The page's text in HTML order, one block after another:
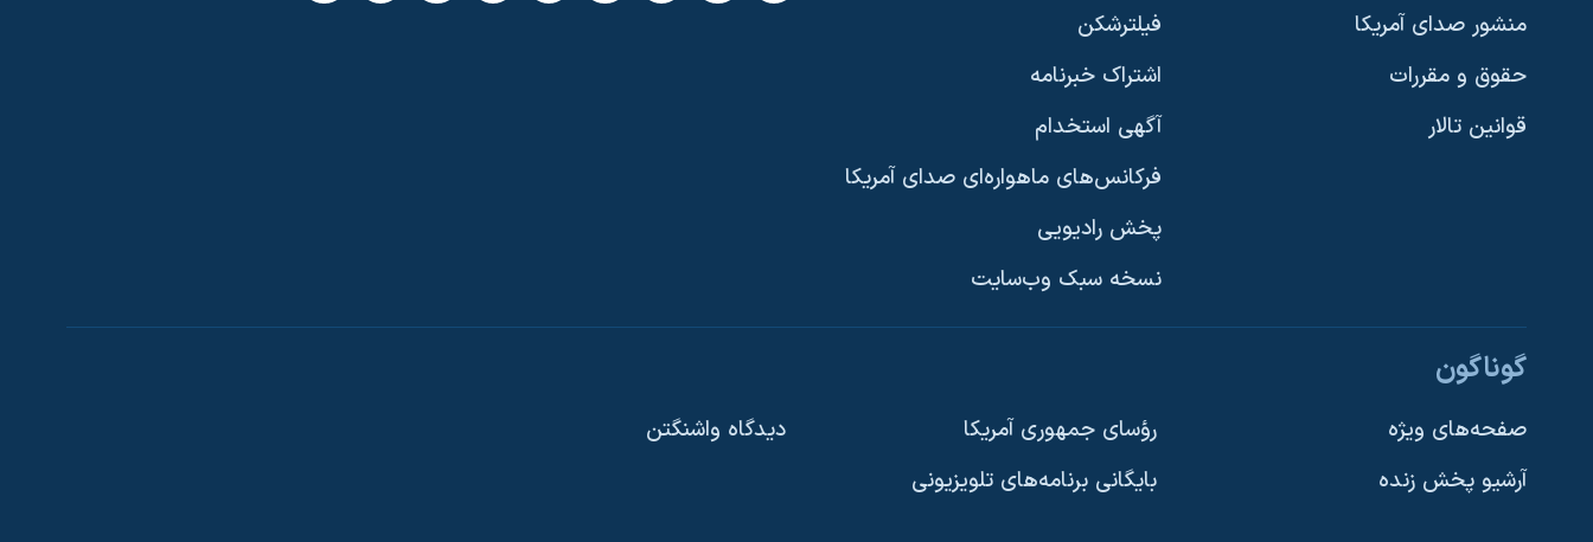
دنبال کنید
زبانهای مختلف
منشور صدای آمریکا
حقوق و مقررات
قوانین تالار
فیلترشکن
اشتراک خبرنامه
آگهی استخدام
فرکانس‌های ماهواره‌ای صدای آمریکا
پخش رادیویی
نسخه سبک وب‌سایت
گوناگون
صفحه‌های ویژه
آرشیو پخش زنده
رؤسای جمهوری آمریکا
بایگانی برنامه‌های تلویزیونی
دیدگاه‌ واشنگتن